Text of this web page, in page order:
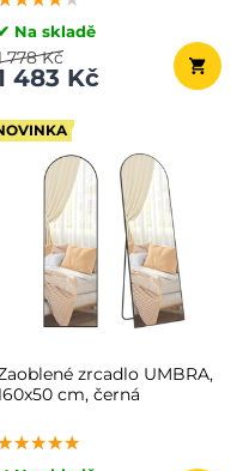
Na skladě
483 Kč
778 Kč
zrcadlo UMBRA,
cm, černá